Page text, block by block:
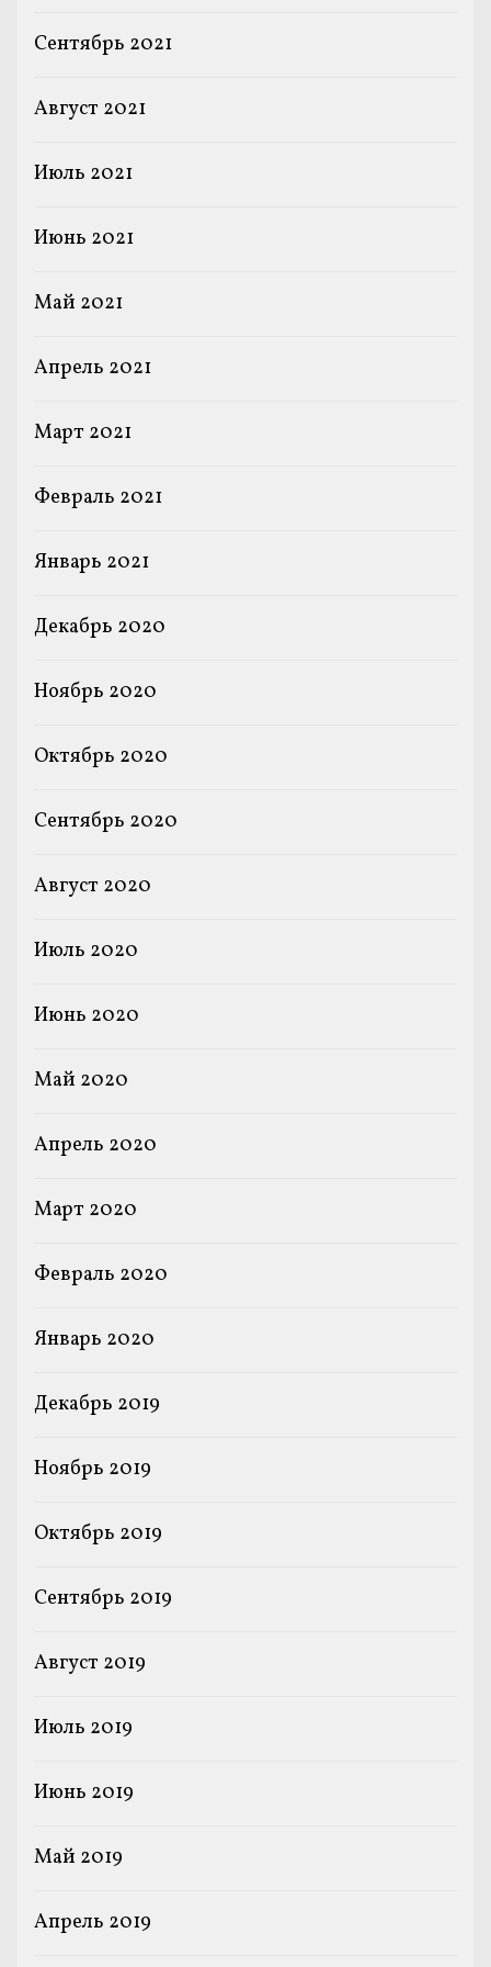
Сентябрь 2021
Август 2021
Июль 2021
Июнь 2021
Май 2021
Апрель 2021
Март 2021
Февраль 2021
Январь 2021
Декабрь 2020
Ноябрь 2020
Октябрь 2020
Сентябрь 2020
Август 2020
Июль 2020
Июнь 2020
Май 2020
Апрель 2020
Март 2020
Февраль 2020
Январь 2020
Декабрь 2019
Ноябрь 2019
Октябрь 2019
Сентябрь 2019
Август 2019
Июль 2019
Июнь 2019
Май 2019
Апрель 2019